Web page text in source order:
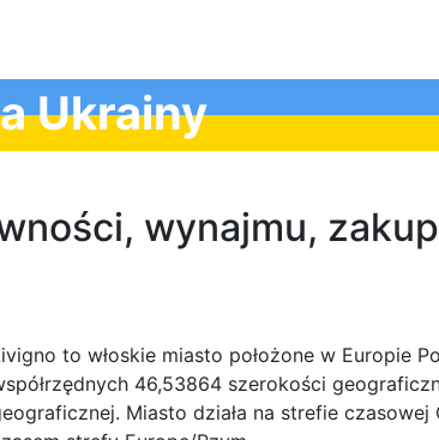
Ukrainy
wynajmu,
to włoskie miasto położone w Europie
46,53864 szerokości
Miasto działa na strefie czasowej